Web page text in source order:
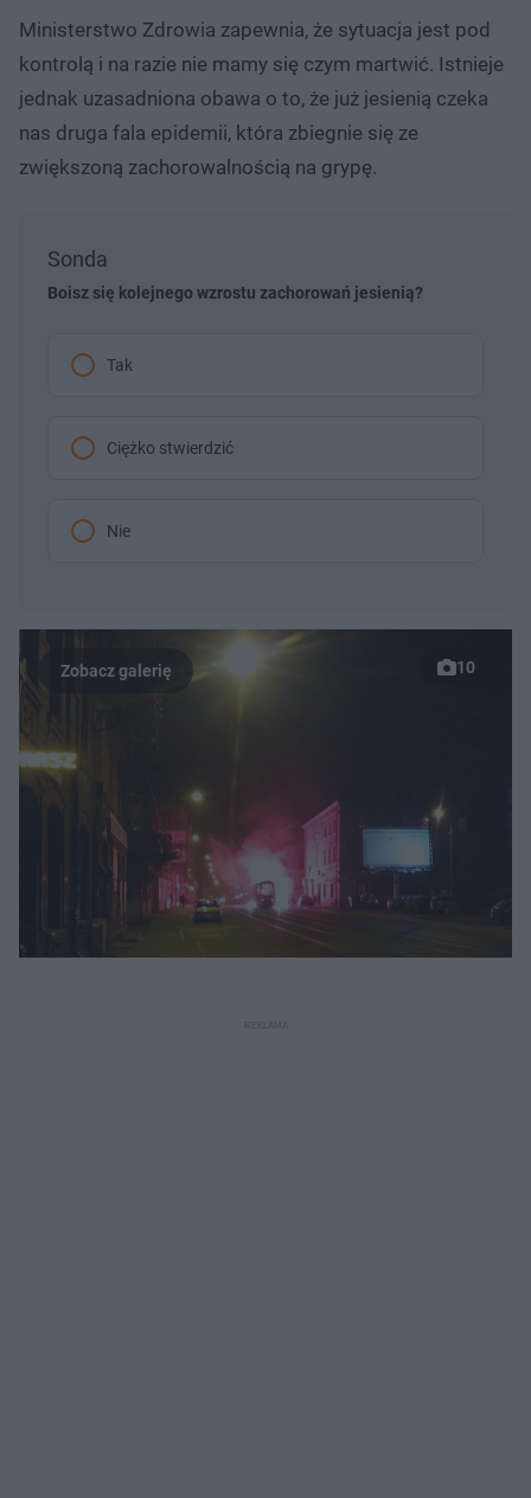
Ministerstwo Zdrowia zapewnia, że sytuacja jest pod
kontrolą i na razie nie mamy się czym martwić. Istnieje
jednak uzasadniona obawa o to, że już jesienią czeka
nas druga fala epidemii, która zbiegnie się ze
zwiększoną zachorowalnością na grypę.
Sonda
Boisz się kolejnego wzrostu zachorowań jesienią?
Tak
Ciężko stwierdzić
Nie
10